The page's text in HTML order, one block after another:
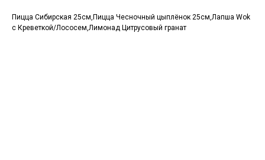
Пицца Сибирская 25см,Пицца Чесночный цыплёнок 25см,Лапша Wok
с Креветкой/Лососем,Лимонад Цитрусовый гранат